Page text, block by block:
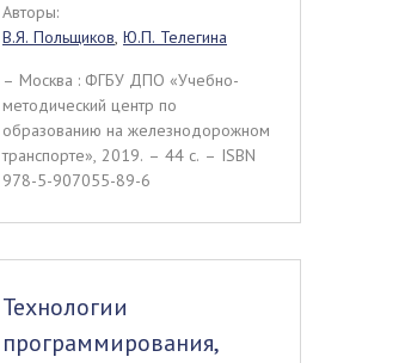
Авторы:
В.Я. Польщиков, Ю.П. Телегина
– Москва : ФГБУ ДПО «Учебно-
методический центр по
образованию на железнодорожном
транспорте», 2019. – 44 c. – ISBN
978-5-907055-89-6
Технологии
программирования,